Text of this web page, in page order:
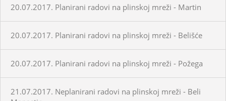
20.07.2017. Planirani radovi na plinskoj mreži - Martin
20.07.2017. Planirani radovi na plinskoj mreži - Belišće
20.07.2017. Planirani radovi na plinskoj mreži - Požega
21.07.2017. Neplanirani radovi na plinskoj mreži - Beli